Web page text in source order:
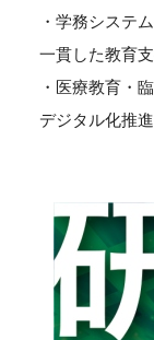
・学務システ
一貫した教育支
・医療教育・
デジタル化推進